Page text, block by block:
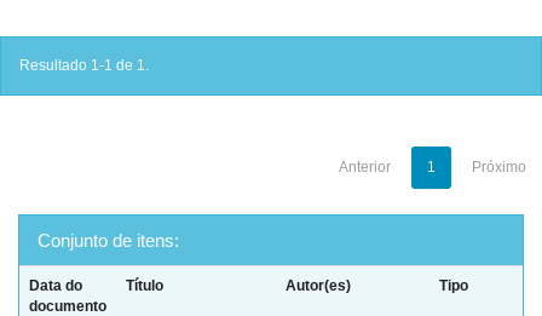
Resultado 1-1 de 1.
Anterior 1 Próximo
Conjunto de itens:
Data do
documento
Título Autor(es) Tipo